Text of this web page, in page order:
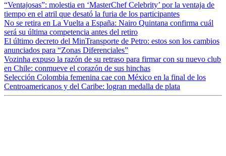
“Ventajosas”: molestia en ‘MasterChef Celebrity’ por la ventaja de
tiempo en el atril que desató la furia de los participantes
No se retira en La Vuelta a España: Nairo Quintana confirma cuál
será su última competencia antes del retiro
El último decreto del MinTransporte de Petro: estos son los cambios
anunciados para “Zonas Diferenciales”
Vozinha expuso la razón de su retraso para firmar con su nuevo club
en Chile: conmueve el corazón de sus hinchas
Selección Colombia femenina cae con México en la final de los
Centroamericanos y del Caribe: logran medalla de plata